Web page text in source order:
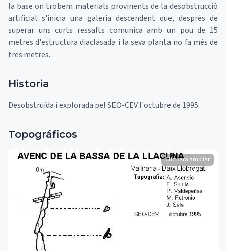
la base on trobem materials provinents de la desobstrucció
artificial s'inicia una galeria descendent que, després de
superar uns curts ressalts comunica amb un pou de 15
metres d'estructura diaclasada i la seva planta no fa més de
tres metres.
Historia
Desobstruïda i explorada pel SEO-CEV l'octubre de 1995.
Topográficos
Clic para ampliar